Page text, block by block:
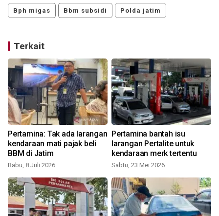
Bph migas Bbm subsidi Polda jatim
Terkait
Pertamina: Tak ada larangan
kendaraan mati pajak beli
BBM di Jatim
Rabu, 8 Juli 2026
Pertamina bantah isu
larangan Pertalite untuk
kendaraan merk tertentu
Sabtu, 23 Mei 2026